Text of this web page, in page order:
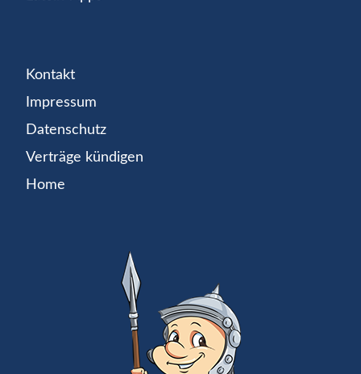
Kontakt
Impressum
Datenschutz
Verträge kündigen
Home